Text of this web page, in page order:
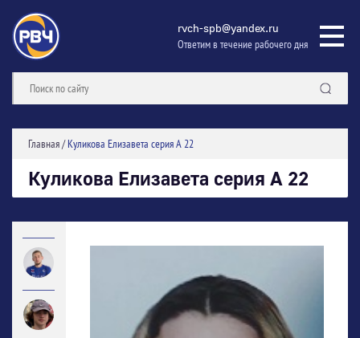
rvch-spb@yandex.ru
Ответим в течение рабочего дня
Главная/Куликова Елизавета серия А 22
Куликова Елизавета серия А 22